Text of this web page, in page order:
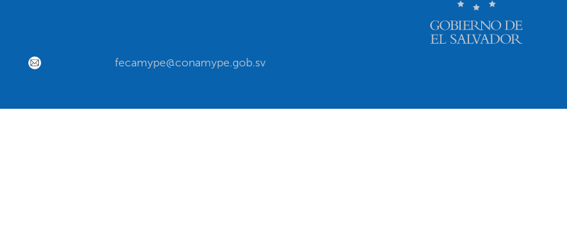
fecamype@conamype.gob.sv